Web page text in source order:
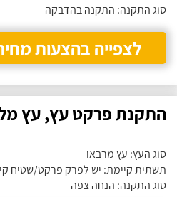
סוג התקנה: התקנה בהדבקה
לצפייה בהצעות
התקנת פרקט עץ, עץ
סוג העץ: עץ מרבאו
תשתית קיימת: יש לפרק פרקט/שטיח
סוג התקנה: הנחה צפה